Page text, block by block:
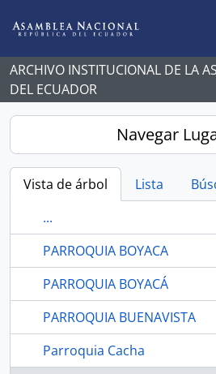
ARCHIVO INSTITUCIONAL DE LA
DEL ECUADOR
Navegar
Vista de árbol Lista
...
PARROQUIA BOYACA
PARROQUIA BOYACÁ
PARROQUIA BUENAVISTA
Parroquia Cacha